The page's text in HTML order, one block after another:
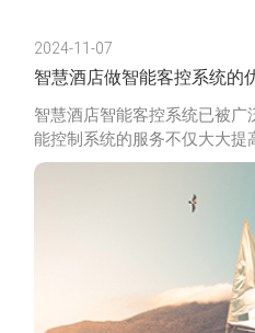
2024-11-07
智慧酒店做智能客控系统的
智慧酒店智能客控系统已被
能控制系统的服务不仅大大提
为入住酒店的消费者带来了